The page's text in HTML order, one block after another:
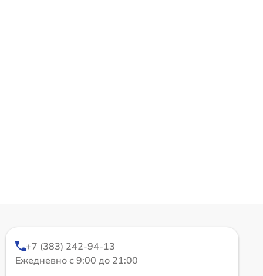
+7 (383) 242-94-13
Ежедневно с 9:00 до 21:00